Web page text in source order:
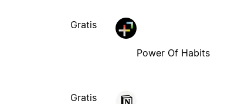
Gratis
Power Of Habits
Gratis